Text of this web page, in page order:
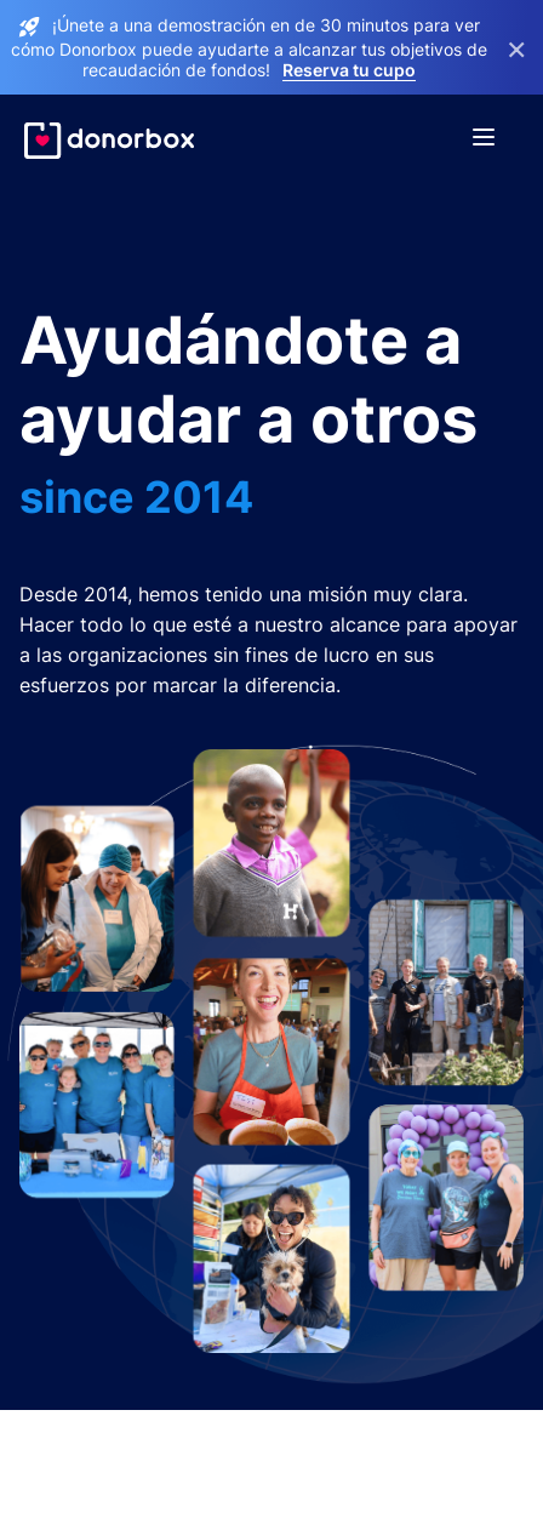
¡Únete a una demostración en de 30 minutos para ver
cómo Donorbox puede ayudarte a alcanzar tus objetivos de
recaudación de fondos!
Reserva tu cupo
×
Ayudándote a
ayudar a otros
since 2014
Desde 2014, hemos tenido una misión muy clara.
Hacer todo lo que esté a nuestro alcance para apoyar
a las organizaciones sin fines de lucro en sus
esfuerzos por marcar la diferencia.